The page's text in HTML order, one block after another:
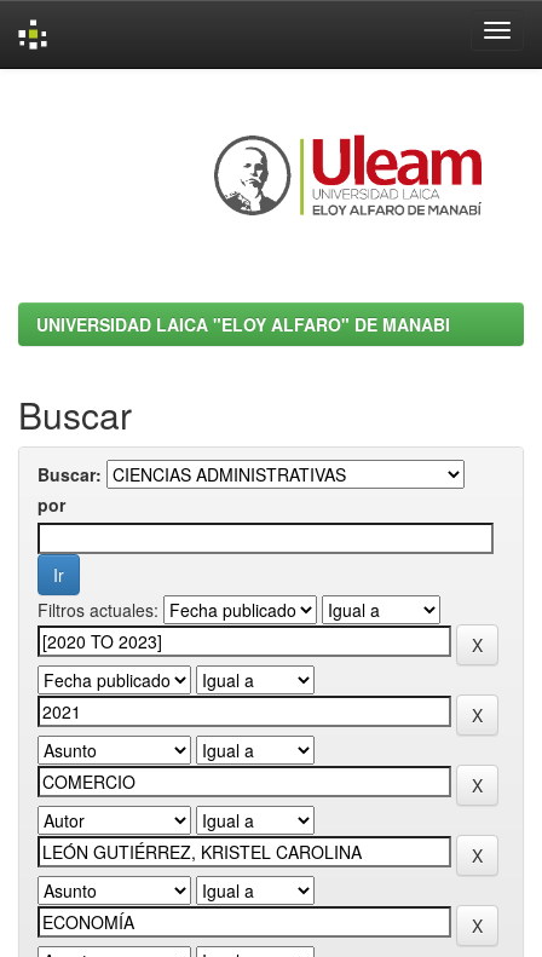
UNIVERSIDAD LAICA "ELOY ALFARO" DE MANABI
Buscar
Buscar:
por
Filtros actuales: